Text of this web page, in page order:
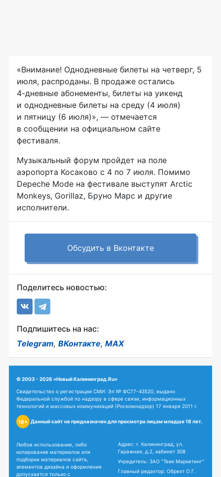
«Внимание! Однодневные билеты на четверг, 5
июля, распроданы. В продаже остались
4-дневные абонементы, билеты на уикенд
и однодневные билеты на среду (4 июля)
и пятницу (6 июля)», — отмечается
в сообщении на официальном сайте
фестиваля.
Музыкальный форум пройдет на поле
аэропорта Косаково с 4 по 7 июля. Помимо
Depeche Mode на фестивале выступят Arctic
Monkeys, Gorillaz, Бруно Марс и другие
исполнители.
Обсудить в Вконтакте
Поделитесь новостью:
Подпишитесь на нас:
Telegram, ВКонтакте, MAX
© 2003 - 2026 «Новый Калининград.Ru»
Свидетельство о регистрации СМИ: Эл № ФС77-43520, выдано
Федеральной службой по надзору в сфере связи, информационных
технологий и массовых коммуникаций (Роскомнадзор) 17 января 2011 г.
18+ Данный сайт не предназначен для просмотра лицам младше 18 лет.
Любое использование, либо
копирование материалов или
подборки материалов сайта,
элементов дизайна и оформления
допускается только с
Адрес: г. Калининград, ул.
Гаражная, д.2, кабинет 308
Учредитель: ЗАО "Твик Маркетинг"
Главный редактор: Обрехт О.Г.